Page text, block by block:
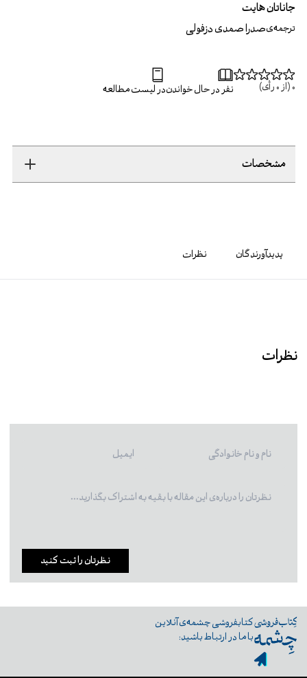
جاناتان هایت
ترجمه‌یصدرا صمدی دزفولی
0 (از 0 رأی) نفر در حال خواندندر لیست مطالعه
مشخصات
پدیدآورندگان نظرات
نظرات
نظرتان را ثبت کنید
کتابفروشی چشمه‌ی آنلاین
با ما در ارتباط باشید: